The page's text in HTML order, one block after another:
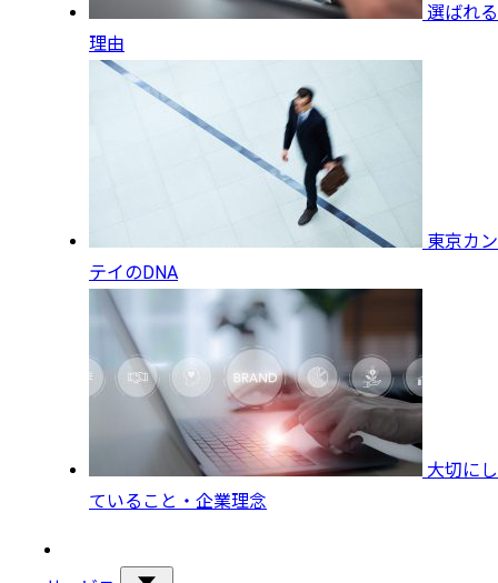
選ばれる
理由
東京カン
テイのDNA
大切にし
ていること・企業理念